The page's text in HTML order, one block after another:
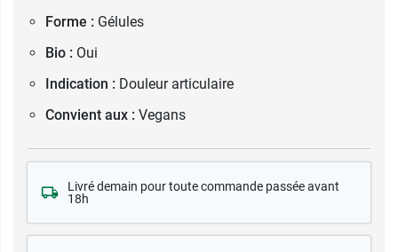
Forme : Gélules
Bio : Oui
Indication : Douleur articulaire
Convient aux : Vegans
Livré demain pour toute commande passée avant
18h